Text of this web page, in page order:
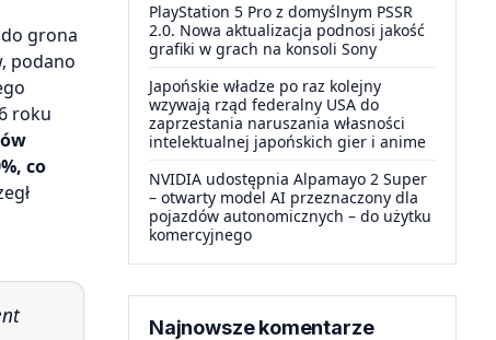
grona
podano
roku
co
PlayStation 5 Pro z domyślnym PSSR
2.0. Nowa aktualizacja podnosi jakość
grafiki w grach na konsoli Sony
Japońskie władze po raz kolejny
wzywają rząd federalny USA do
zaprzestania naruszania własności
intelektualnej japońskich gier i anime
NVIDIA udostępnia Alpamayo 2 Super
– otwarty model AI przeznaczony dla
pojazdów autonomicznych – do użytku
komercyjnego
Najnowsze komentarze